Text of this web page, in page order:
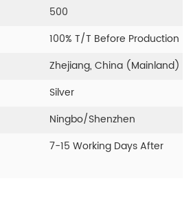
500
100% T/T Before Production
Zhejiang, China (Mainland)
Silver
Ningbo/Shenzhen
7-15 Working Days After